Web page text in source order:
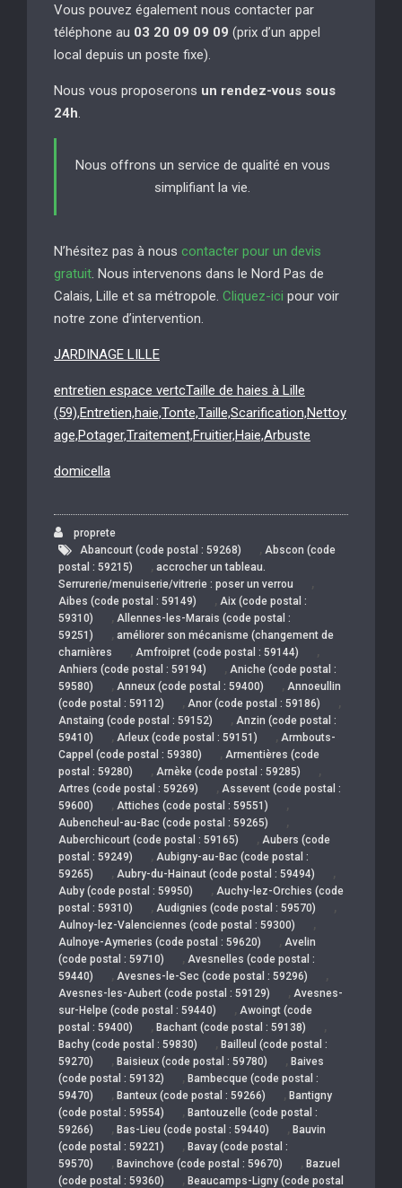
Vous pouvez également nous contacter par
téléphone au 03 20 09 09 09 (prix d’un appel
local depuis un poste fixe).
Nous vous proposerons un rendez-vous sous
24h
Nous offrons un service de qualité en vous
simplifiant la vie.
N’hésitez pas à nous contacter pour un devis
gratuit . Nous intervenons dans le Nord Pas de
Calais, Lille et sa métropole. Cliquez-ici pour voir
notre zone d’intervention.
JARDINAGE LILLE
entretien espace vertcTaille de haies à Lille
(59),Entretien,haie,Tonte,Taille,Scarification,Nettoy
age,Potager,Traitement,Fruitier,Haie,Arbuste
domicella
proprete
Abancourt (code postal : 59268)
, Abscon (code
postal : 59215)
, accrocher un tableau.
Serrurerie/menuiserie/vitrerie : poser un verrou
,
Aibes (code postal : 59149) , Aix (code postal :
59310)
, Allennes-les-Marais (code postal :
59251)
, améliorer son mécanisme (changement de
charnières
, Amfroipret (code postal : 59144) ,
Anhiers (code postal : 59194) , Aniche (code postal :
59580)
, Anneux (code postal : 59400) , Annoeullin
(code postal : 59112)
, Anor (code postal : 59186) ,
Anstaing (code postal : 59152) , Anzin (code postal :
59410)
, Arleux (code postal : 59151) , Armbouts-
Cappel (code postal : 59380)
, Armentières (code
postal : 59280)
, Arnèke (code postal : 59285) ,
Artres (code postal : 59269) , Assevent (code postal :
59600)
, Attiches (code postal : 59551) ,
Aubencheul-au-Bac (code postal : 59265) ,
Auberchicourt (code postal : 59165) , Aubers (code
postal : 59249)
, Aubigny-au-Bac (code postal :
59265)
, Aubry-du-Hainaut (code postal : 59494) ,
Auby (code postal : 59950) , Auchy-lez-Orchies (code
postal : 59310)
, Audignies (code postal : 59570) ,
Aulnoy-lez-Valenciennes (code postal : 59300) ,
Aulnoye-Aymeries (code postal : 59620) , Avelin
(code postal : 59710)
, Avesnelles (code postal :
59440)
, Avesnes-le-Sec (code postal : 59296) ,
Avesnes-les-Aubert (code postal : 59129) , Avesnes-
sur-Helpe (code postal : 59440)
, Awoingt (code
postal : 59400)
, Bachant (code postal : 59138) ,
Bachy (code postal : 59830) , Bailleul (code postal :
59270)
, Baisieux (code postal : 59780) , Baives
(code postal : 59132)
, Bambecque (code postal :
59470)
, Banteux (code postal : 59266) , Bantigny
(code postal : 59554)
, Bantouzelle (code postal :
59266)
, Bas-Lieu (code postal : 59440) , Bauvin
(code postal : 59221)
, Bavay (code postal :
59570)
, Bavinchove (code postal : 59670) , Bazuel
(code postal : 59360)
, Beaucamps-Ligny (code postal